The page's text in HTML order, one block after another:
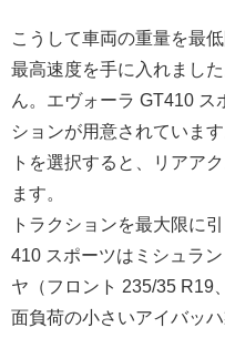
こうして車両の重量を最
最高速度を手に入れまし
ん。エヴォーラ GT410
ションが用意されていま
トを選択すると、リアア
ます。
トラクションを最大限に
410 スポーツはミシュラ
ヤ（フロント 235/35 R19
面負荷の小さいアイバッ